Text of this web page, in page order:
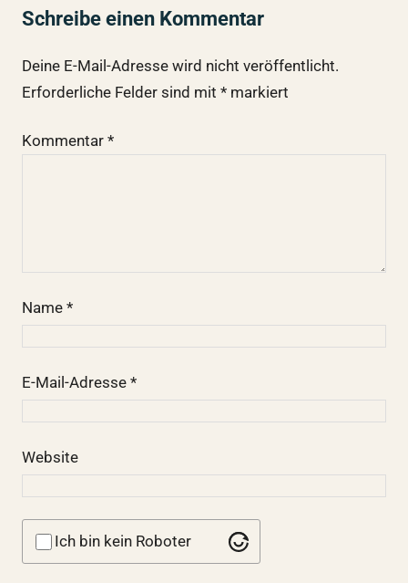
Schreibe einen Kommentar
Deine E-Mail-Adresse wird nicht veröffentlicht.
Erforderliche Felder sind mit *markiert
Kommentar *
Name *
E-Mail-Adresse *
Website
Ich bin kein Roboter